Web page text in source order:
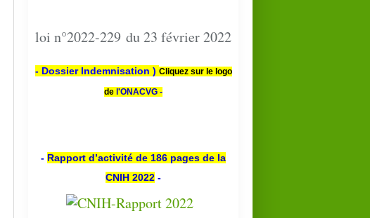
loi n°2022-229 du 23 février 2022
- Dossier Indemnisation ) Cliquez sur le logo
de l'ONACVG -
- Rapport d’activité de 186 pages de la
CNIH 2022 -